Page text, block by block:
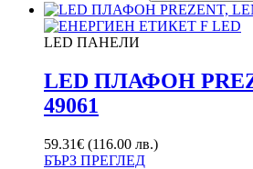
LED ПАНЕЛИ
LED ПЛАФОН
49061
59.31€ (116.00 лв.)
БЪРЗ ПРЕГЛЕД